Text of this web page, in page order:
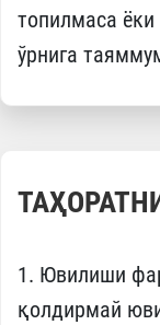
топилмаса
ўрнига
1. Ювилиши
қолдирмай